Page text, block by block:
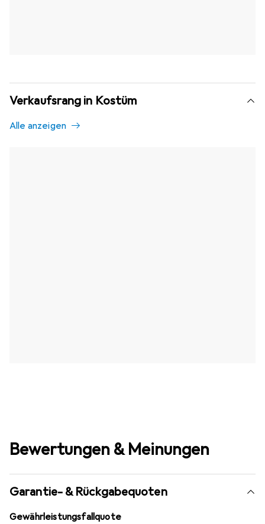
Verkaufsrang in Kostüm
Alle anzeigen
Bewertungen & Meinungen
Garantie- & Rückgabequoten
Gewährleistungsfallquote